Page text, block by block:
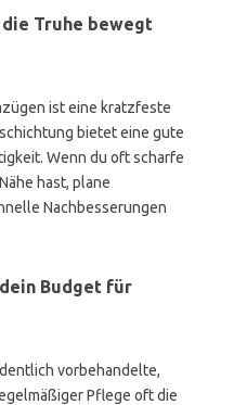
Truhe bewegt
ist eine kratzfeste
bietet eine gute
Wenn du oft scharfe
hast, plane
Nachbesserungen
Budget für
vorbehandelte,
Pflege oft die